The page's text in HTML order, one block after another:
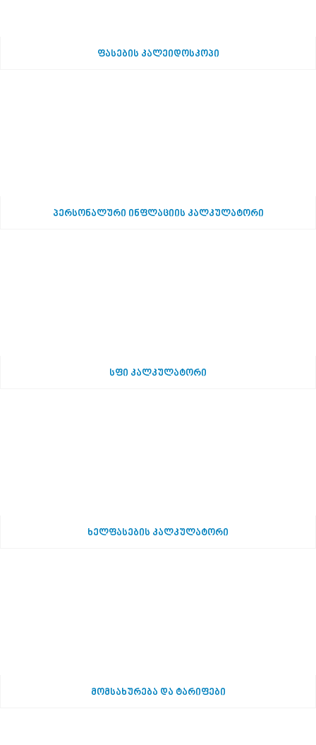
ფასების კალეიდოსკოპი
პერსონალური ინფლაციის კალკულატორი
სფი კალკულატორი
ხელფასების კალკულატორი
მომსახურება და ტარიფები